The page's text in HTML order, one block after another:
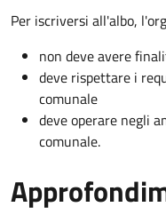
Per iscriversi all'albo,
non deve avere
deve rispettare i
comunale
deve operare negli
comunale.